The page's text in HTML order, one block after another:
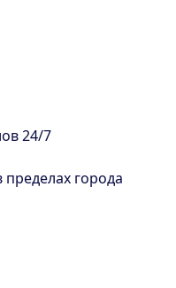
24/7
города